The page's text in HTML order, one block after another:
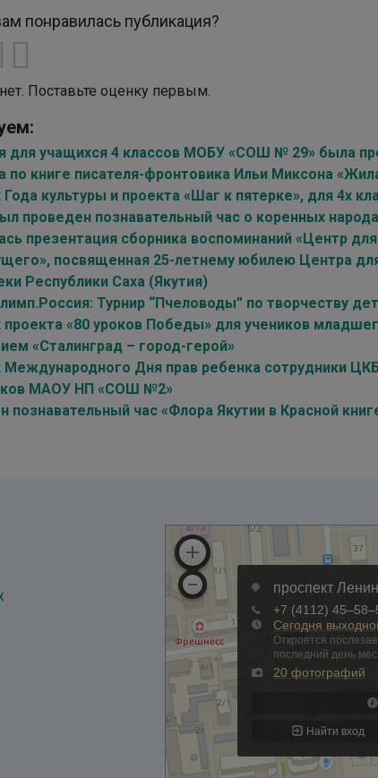
понравилась публикация?
Поставьте оценку первым.
для учащихся 4 классов МОБУ «СОШ № 29» была
по книге писателя-фронтовика Ильи Миксона
Года культуры и проекта «Шаг к пятерке», для 4х
проведен познавательный час о коренных
презентация сборника воспоминаний «Центр
посвященная 25-летнему юбилею Центра
Республики Саха (Якутия)
Турнир “Пчеловоды” по творчеству
проекта «80 уроков Победы» для учеников
«Сталинград – город-герой»
Международного Дня прав ребенка сотрудники
МАОУ НП «СОШ №2»
познавательный час «Флора Якутии в Красной